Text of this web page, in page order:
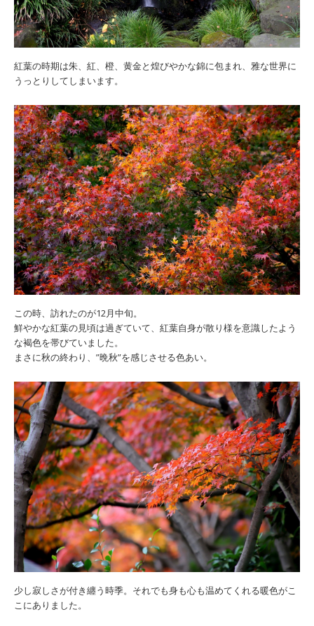
紅葉の時期は朱、紅、橙、黄金と煌びやかな錦に包まれ、雅な世界に
うっとりしてしまいます。
この時、訪れたのが12月中旬。
鮮やかな紅葉の見頃は過ぎていて、紅葉自身が散り様を意識したよう
な褐色を帯びていました。
まさに秋の終わり、”晩秋”を感じさせる色あい。
少し寂しさが付き纏う時季。それでも身も心も温めてくれる暖色がこ
こにありました。